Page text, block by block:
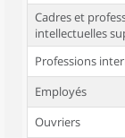
Cadres et
intellectuelles
Professions
Employés
Ouvriers